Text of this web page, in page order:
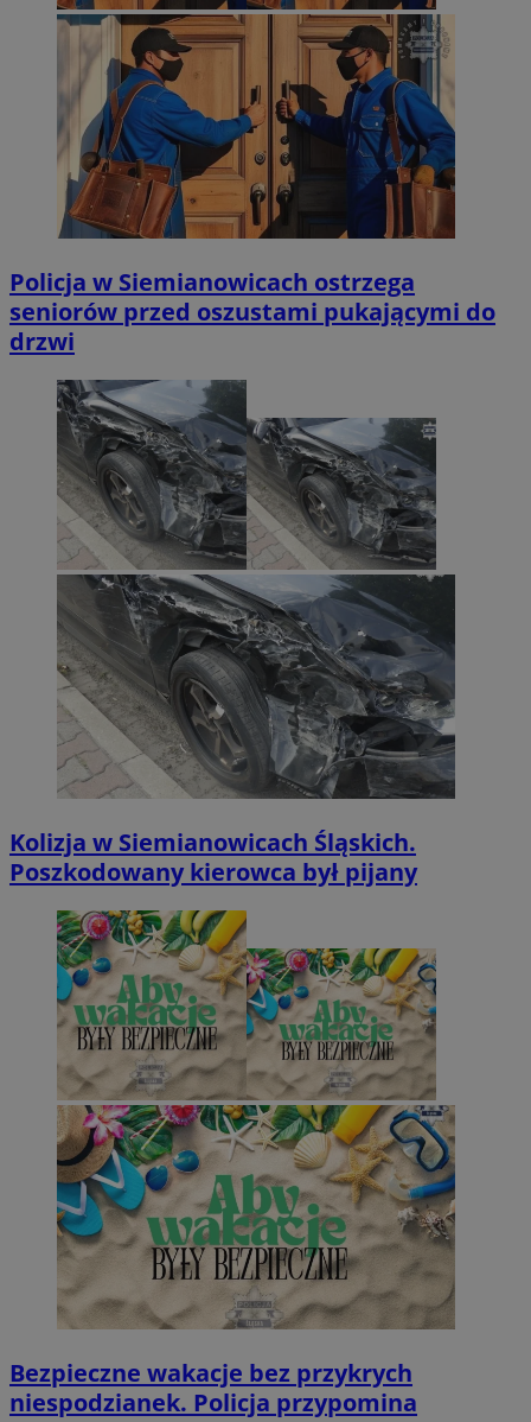
Policja w Siemianowicach ostrzega
seniorów przed oszustami pukającymi do
drzwi
Kolizja w Siemianowicach Śląskich.
Poszkodowany kierowca był pijany
Bezpieczne wakacje bez przykrych
niespodzianek. Policja przypomina